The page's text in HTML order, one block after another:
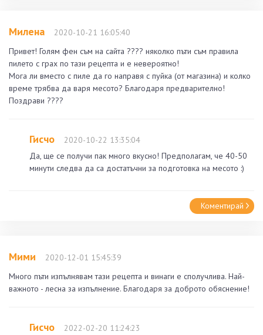
Милена
2020-10-21 16:05:40
Привет! Голям фен съм на сайта ???? няколко пъти съм правила
пилето с грах по тази рецепта и е невероятно!
Мога ли вместо с пиле да го направя с пуйка (от магазина) и колко
време трябва да варя месото? Благодаря предварително!
Поздрави ????
Гисчо
2020-10-22 13:35:04
Да, ще се получи пак много вкусно! Предполагам, че 40-50
минути следва да са достатъчни за подготовка на месото :)
Коментирай
Мими
2020-12-01 15:45:39
Много пъти изпълнявам тази рецепта и винаги е сполучлива. Най-
важното - лесна за изпълнение. Благодаря за доброто обяснение!
Гисчо
2022-02-20 11:24:23